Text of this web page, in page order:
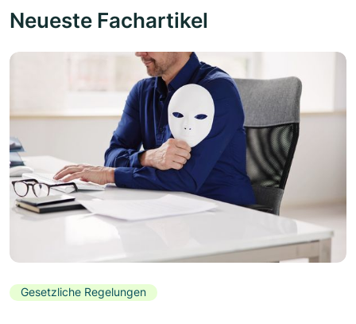
Neueste Fachartikel
Gesetzliche Regelungen